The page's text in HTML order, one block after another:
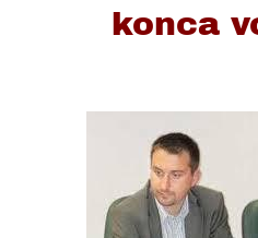
konca